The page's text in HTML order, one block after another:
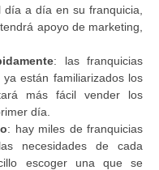
a día en su franquicia,
apoyo de marketing,
: las franquicias
están familiarizados los
más fácil vender los
día.
: hay miles de franquicias
necesidades de cada
escoger una que se